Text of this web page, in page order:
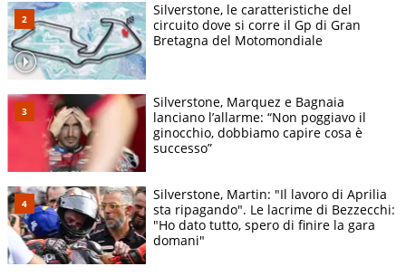
Silverstone, le caratteristiche del
circuito dove si corre il Gp di Gran
Bretagna del Motomondiale
Silverstone, Marquez e Bagnaia
lanciano l’allarme: “Non poggiavo il
ginocchio, dobbiamo capire cosa è
successo”
Silverstone, Martin: "Il lavoro di Aprilia
sta ripagando". Le lacrime di Bezzecchi:
"Ho dato tutto, spero di finire la gara
domani"